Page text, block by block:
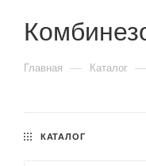
Главная — Каталог —
КАТАЛОГ